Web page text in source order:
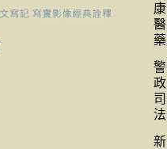
康
醫
藥
警
政
司
法
新